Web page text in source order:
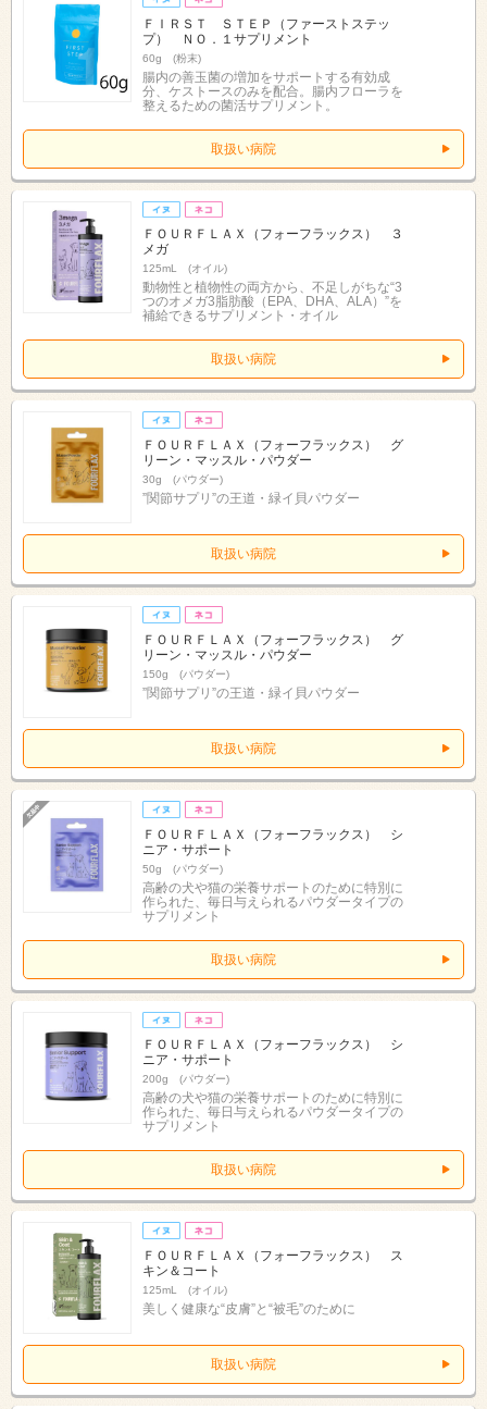
ＦＩＲＳＴ ＳＴＥＰ（ファーストステッ
プ） ＮＯ．１サプリメント
60g (粉末)
腸内の善玉菌の増加をサポートする有効成
分、ケストースのみを配合。腸内フローラを
整えるための菌活サプリメント。
取扱い病院
ＦＯＵＲＦＬＡＸ（フォーフラックス） ３
メガ
125mL (オイル)
動物性と植物性の両方から、不足しがちな“3
つのオメガ3脂肪酸（EPA、DHA、ALA）”を
補給できるサプリメント・オイル
取扱い病院
ＦＯＵＲＦＬＡＸ（フォーフラックス） グ
リーン・マッスル・パウダー
30g (パウダー)
”関節サプリ”の王道・緑イ貝パウダー
取扱い病院
ＦＯＵＲＦＬＡＸ（フォーフラックス） グ
リーン・マッスル・パウダー
150g (パウダー)
”関節サプリ”の王道・緑イ貝パウダー
取扱い病院
ＦＯＵＲＦＬＡＸ（フォーフラックス） シ
ニア・サポート
50g (パウダー)
高齢の犬や猫の栄養サポートのために特別に
作られた、毎日与えられるパウダータイプの
サプリメント
取扱い病院
ＦＯＵＲＦＬＡＸ（フォーフラックス） シ
ニア・サポート
200g (パウダー)
高齢の犬や猫の栄養サポートのために特別に
作られた、毎日与えられるパウダータイプの
サプリメント
取扱い病院
ＦＯＵＲＦＬＡＸ（フォーフラックス） ス
キン＆コート
125mL (オイル)
美しく健康な“皮膚”と“被毛”のために
取扱い病院